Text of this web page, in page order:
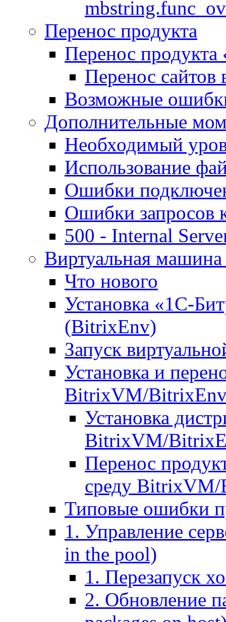
Перенос продукта
Перенос продукта
Перенос сайтов
Возможные
Дополнительные
Необходимый
Использование
Ошибки
Ошибки запросов
500 - Internal
Виртуальная
Что нового
Установка «1С-
(BitrixEnv)
Запуск
Установка и
BitrixVM/
Установка
BitrixVM/
Перенос
среду
Типовые ошибки
1. Управление
in the pool)
1. Перезапуск
2. Обновление